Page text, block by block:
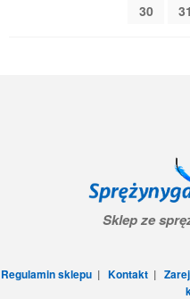
30
31
Sklep ze
Regulamin sklepu| Kontakt|